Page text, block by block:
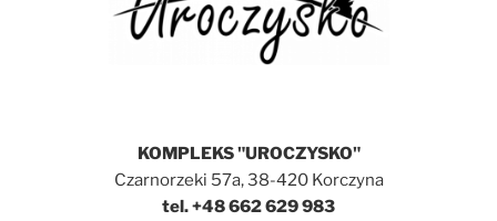
KOMPLEKS "UROCZYSKO"
Czarnorzeki 57a, 38-420 Korczyna
tel. +48 662 629 983